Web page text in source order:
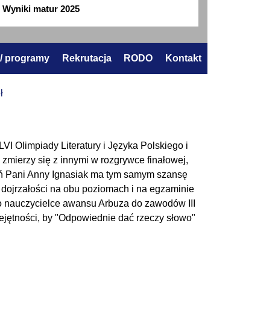
Wyniki matur 2025
programy Rekrutacja RODO Kontakt
Olimpiady Literatury i Języka Polskiego i
się z innymi w rozgrywce finałowej,
Anny Ignasiak ma tym samym szansę
na obu poziomach i na egzaminie
awansu Arbuza do zawodów III
by "Odpowiednie dać rzeczy słowo"